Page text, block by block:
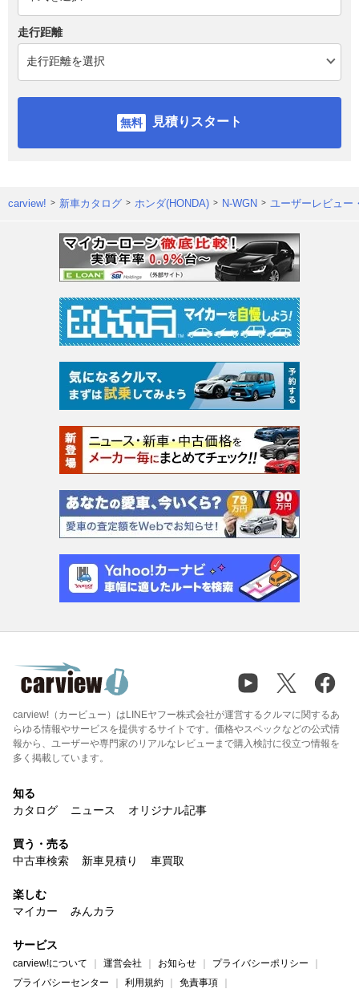
走行距離
見積りスタート
carview! 新車カタログ ホンダ(HONDA) N-WGN ユーザーレビュー
carview!（カービュー）はLINEヤフー株式会社が運営するクルマに関するあ
らゆる情報やサービスを提供するサイトです。価格やスペックなどの公式情
報から、ユーザーや専門家のリアルなレビューまで購入検討に役立つ情報を
多く掲載しています。
知る
カタログ
ニュース オリジナル記事
買う・売る
中古車検索
新車見積り 車買取
楽しむ
マイカー
みんカラ
サービス
carview!について 運営会社 お知らせ
プライバシーポリシー
プライバシーセンター
利用規約 免責事項